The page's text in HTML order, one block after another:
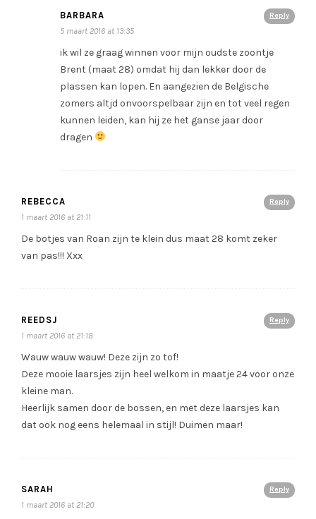
Reply
BARBARA
5 maart 2016 at 13:35
ik wil ze graag winnen voor mijn oudste zoontje
Brent (maat 28) omdat hij dan lekker door de
plassen kan lopen. En aangezien de Belgische
zomers altjd onvoorspelbaar zijn en tot veel regen
kunnen leiden, kan hij ze het ganse jaar door
dragen
Reply
REBECCA
1 maart 2016 at 21:11
De botjes van Roan zijn te klein dus maat 28 komt zeker
van pas!!! Xxx
Reply
REEDSJ
1 maart 2016 at 21:18
Wauw wauw wauw! Deze zijn zo tof!
Deze mooie laarsjes zijn heel welkom in maatje 24 voor onze
kleine man.
Heerlijk samen door de bossen, en met deze laarsjes kan
dat ook nog eens helemaal in stijl! Duimen maar!
Reply
SARAH
1 maart 2016 at 21:20